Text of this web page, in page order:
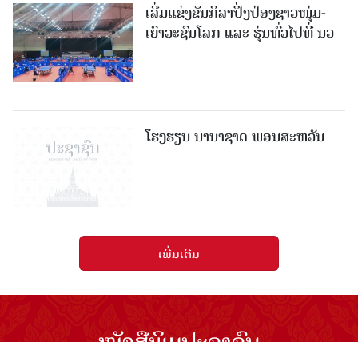
ເລີ່ມແຂ່ງຂັນກິລາປິ່ງປ່ອງຊາວໜຸ່ມ-
ເຍົາວະຊົນໂລກ ແລະ ຮຸ່ນທົ່ວໄປທີ່ ນວ
ໂຮງຮຽນ ນານາຊາດ ພອນສະຫວັນ
ເພີ່ມເຕີມ